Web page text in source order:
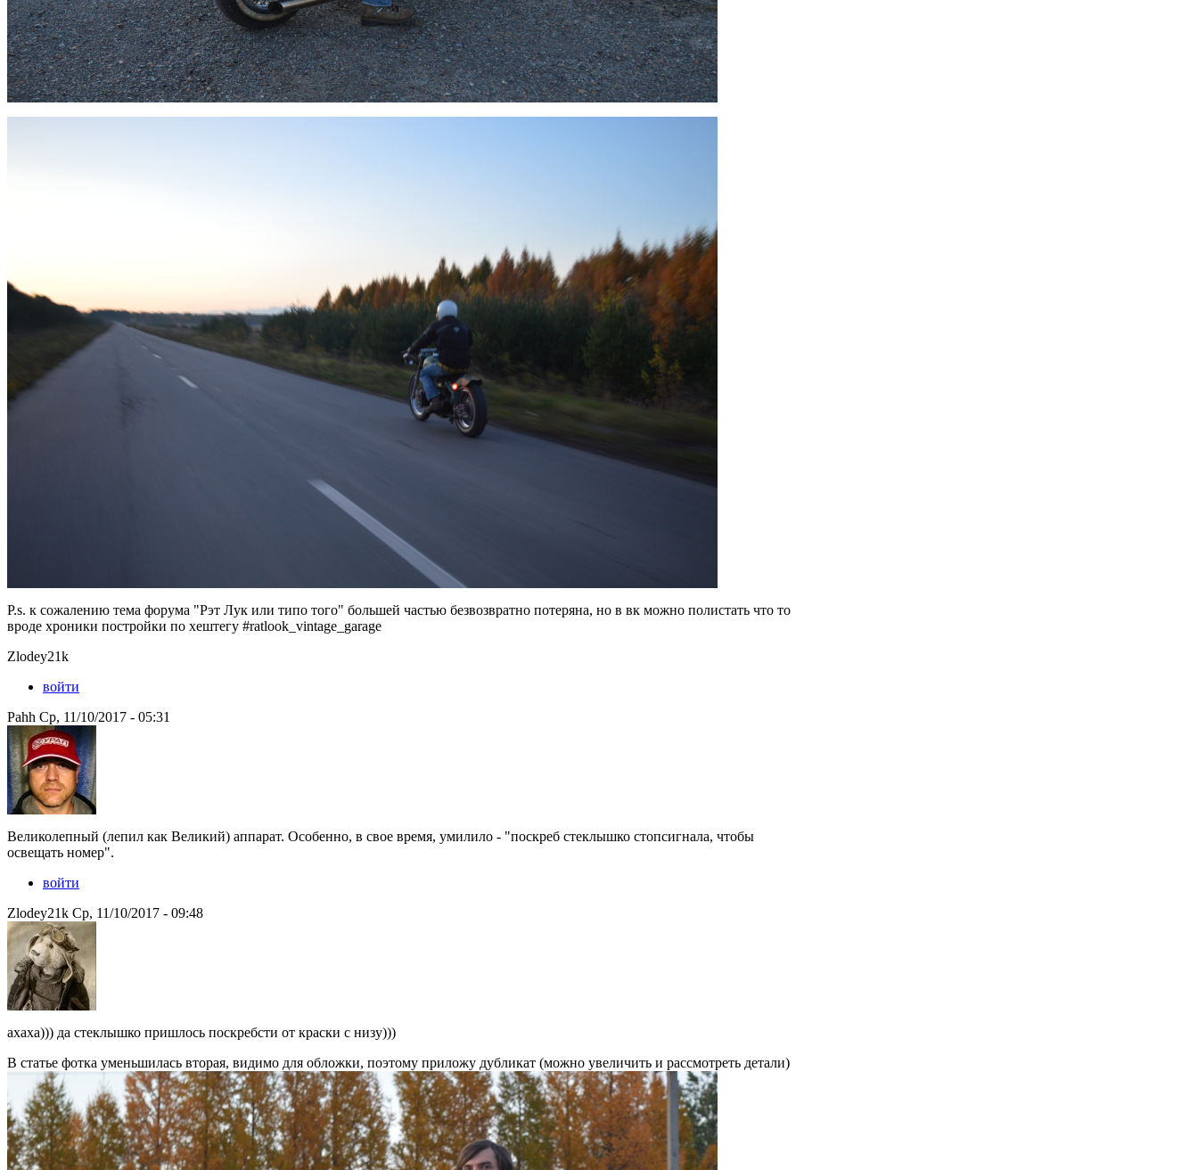
P.s. к сожалению тема форума "Рэт Лук или типо того" большей частью безвозвратно потеряна, но в вк можно полистать что то
вроде хроники постройки по хештегу #ratlook_vintage_garage
Zlodey21k
войти
Pahh Ср, 11/10/2017 - 05:31
Великолепный (лепил как Великий) аппарат. Особенно, в свое время, умилило - "поскреб стеклышко стопсигнала, чтобы
освещать номер".
войти
Zlodey21k Ср, 11/10/2017 - 09:48
ахаха))) да стеклышко пришлось поскребсти от краски с низу)))
В статье фотка уменьшилась вторая, видимо для обложки, поэтому приложу дубликат (можно увеличить и рассмотреть детали)